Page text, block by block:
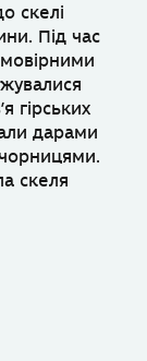
скелі
Під час
гірських
дарами
скеля